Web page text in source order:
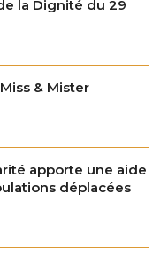
la Dignité du 29
& Mister
apporte une aide
déplacées